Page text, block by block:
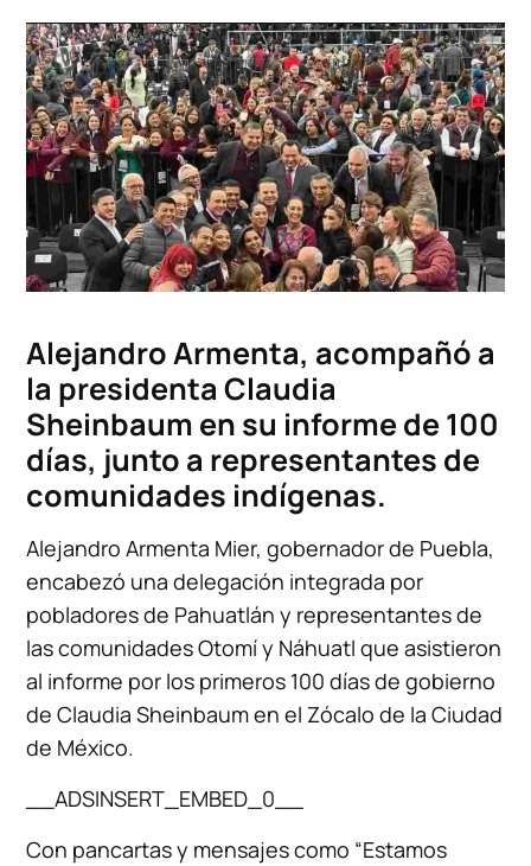
Alejandro Armenta, acompañó a
la presidenta Claudia
Sheinbaum en su informe de 100
días, junto a representantes de
comunidades indígenas.
Alejandro Armenta Mier, gobernador de Puebla,
encabezó una delegación integrada por
pobladores de Pahuatlán y representantes de
las comunidades Otomí y Náhuatl que asistieron
al informe por los primeros 100 días de gobierno
de Claudia Sheinbaum en el Zócalo de la Ciudad
de México.
__ADSINSERT_EMBED_0__
Con pancartas y mensajes como “Estamos